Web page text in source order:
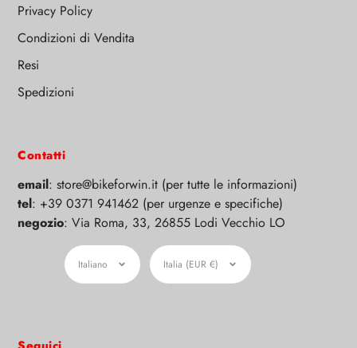
Privacy Policy
Condizioni di Vendita
Resi
Spedizioni
Contatti
email: store@bikeforwin.it (per tutte le informazioni)
tel: +39 0371 941462 (per urgenze e specifiche)
negozio: Via Roma, 33, 26855 Lodi Vecchio LO
Lingua
Italiano Moneta
Italia (EUR €)